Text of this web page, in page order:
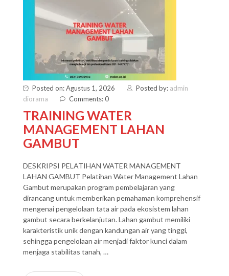
Posted on: Agustus 1, 2026 Posted by: admin
diorama
Comments: 0
TRAINING WATER
MANAGEMENT LAHAN
GAMBUT
DESKRIPSI PELATIHAN WATER MANAGEMENT
LAHAN GAMBUT Pelatihan Water Management Lahan
Gambut merupakan program pembelajaran yang
dirancang untuk memberikan pemahaman komprehensif
mengenai pengelolaan tata air pada ekosistem lahan
gambut secara berkelanjutan. Lahan gambut memiliki
karakteristik unik dengan kandungan air yang tinggi,
sehingga pengelolaan air menjadi faktor kunci dalam
menjaga stabilitas tanah, …